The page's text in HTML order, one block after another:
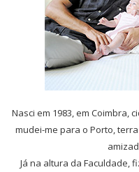
Nasci em 1983, em Coimbra,
mudei-me para o Porto,
Já na altura da Faculdade,